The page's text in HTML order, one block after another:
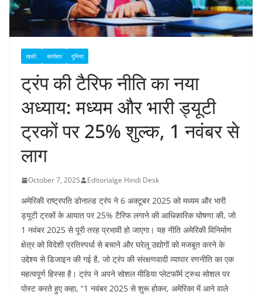
खबरें. कारोबार दुनिया
ट्रंप की टैरिफ नीति का नया
अध्याय: मध्यम और भारी ड्यूटी
ट्रकों पर 25% शुल्क, 1 नवंबर से
लाग
October 7, 2025 Editorialge Hindi Desk
अमेरिकी राष्ट्रपति डोनाल्ड ट्रंप ने 6 अक्टूबर 2025 को मध्यम और भारी
ड्यूटी ट्रकों के आयात पर 25% टैरिफ लगाने की आधिकारिक घोषणा की, जो
1 नवंबर 2025 से पूरी तरह प्रभावी हो जाएगा। यह नीति अमेरिकी विनिर्माण
क्षेत्र को विदेशी प्रतिस्पर्धा से बचाने और घरेलू उद्योगों को मजबूत करने के
उद्देश्य से डिजाइन की गई है, जो ट्रंप की संरक्षणवादी व्यापार रणनीति का एक
महत्वपूर्ण हिस्सा है। ट्रंप ने अपने सोशल मीडिया प्लेटफॉर्म ट्रुथ सोशल पर
पोस्ट करते हुए कहा, “1 नवंबर 2025 से शुरू होकर, अमेरिका में आने वाले